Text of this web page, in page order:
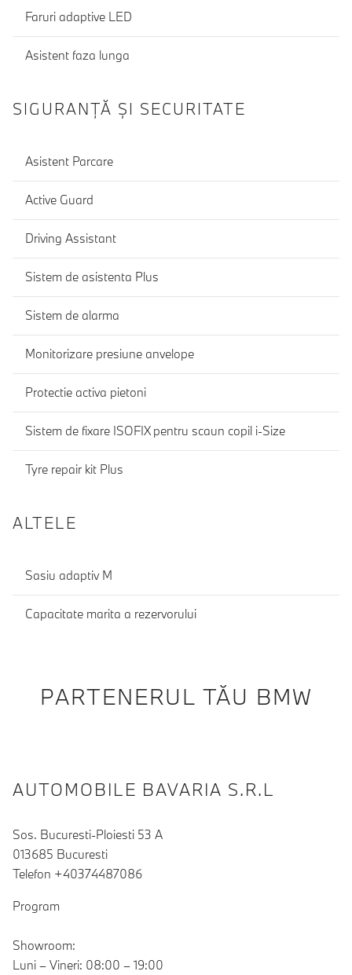
Faruri adaptive LED
Asistent faza lunga
SIGURANŢĂ ŞI SECURITATE
Asistent Parcare
Active Guard
Driving Assistant
Sistem de asistenta Plus
Sistem de alarma
Monitorizare presiune anvelope
Protectie activa pietoni
Sistem de fixare ISOFIX pentru scaun copil i-Size
Tyre repair kit Plus
ALTELE
Sasiu adaptiv M
Capacitate marita a rezervorului
PARTENERUL TĂU BMW
AUTOMOBILE BAVARIA S.R.L
Sos. Bucuresti-Ploiesti 53 A
013685 Bucuresti
Telefon +40374487086
Program
Showroom:
Luni – Vineri: 08:00 – 19:00